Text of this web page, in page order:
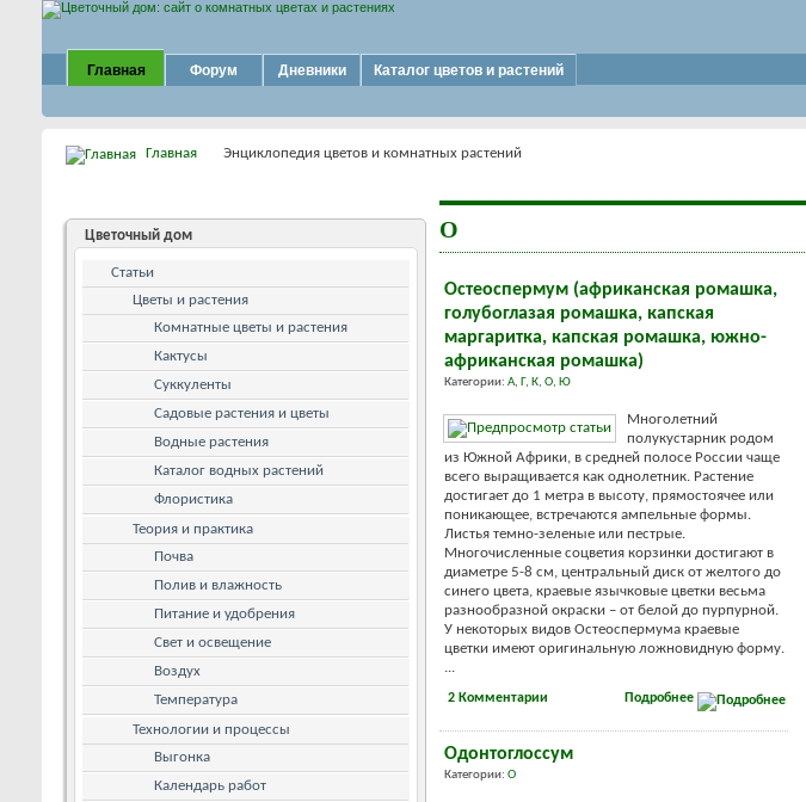
Главная Форум Дневники Каталог цветов и растений
Главная Энциклопедия цветов и комнатных растений
О
Остеоспермум (африканская ромашка,
голубоглазая ромашка, капская
маргаритка, капская ромашка, южно-
африканская ромашка)
Категории: А, Г, К, О, Ю
Многолетний
полукустарник родом
из Южной Африки, в средней полосе России чаще
всего выращивается как однолетник. Растение
достигает до 1 метра в высоту, прямостоячее или
поникающее, встречаются ампельные формы.
Листья темно-зеленые или пестрые.
Многочисленные соцветия корзинки достигают в
диаметре 5-8 см, центральный диск от желтого до
синего цвета, краевые язычковые цветки весьма
разнообразной окраски – от белой до пурпурной.
У некоторых видов Остеоспермума краевые
цветки имеют оригинальную ложновидную форму.
Подробнее
2 Комментарии
Одонтоглоссум
Категории: О
Цветочный дом
Статьи
Цветы и растения
Комнатные цветы и растения
Кактусы
Суккуленты
Садовые растения и цветы
Водные растения
Каталог водных растений
Флористика
Теория и практика
Почва
Полив и влажность
Питание и удобрения
Свет и освещение
Воздух
Температура
Технологии и процессы
Выгонка
Календарь работ